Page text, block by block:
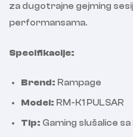
za dugotrajne gejming
performansama.
Specifikacije:
Brend: Rampage
Model: RM-K1 PULSAR
Tip: Gaming slušalice